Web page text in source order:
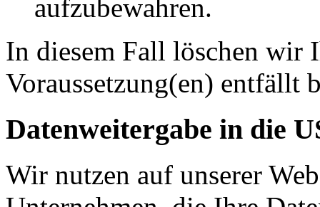
aufzubewahren.
In diesem Fall löschen wir
Voraussetzung(en) entfällt
Datenweitergabe in die
Wir nutzen auf unserer